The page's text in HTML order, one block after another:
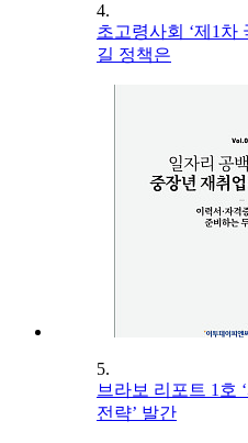
4.
초고령사회 ‘제1차
길 정책은
5.
브라보 리포트 1호
전략’ 발간